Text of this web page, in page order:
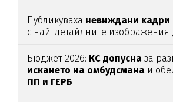
Публикуваха невиждани кадри
с най-детайлните изображения
Бюджет 2026: КС допусна за
искането на омбудсмана и
ПП и ГЕРБ